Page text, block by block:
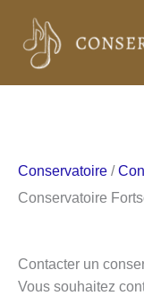
contenu
Conservatoire /
Conservatoire
Contacter un
Vous souhaitez